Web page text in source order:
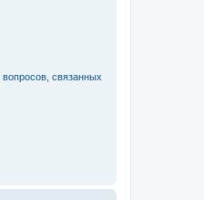
связанных